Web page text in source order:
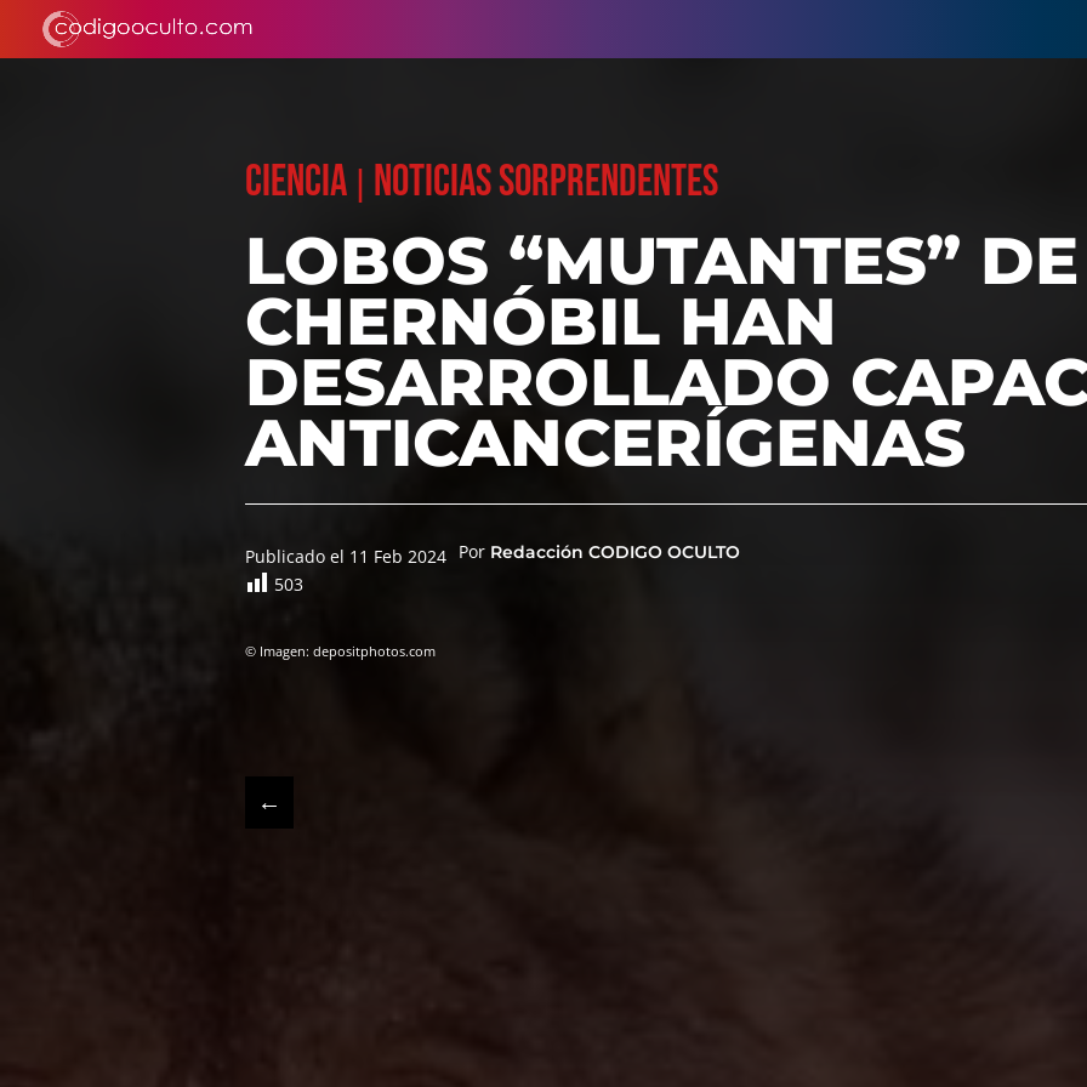
CIENCIA| NOTICIAS SORPRENDENTES
LOBOS “MUTANTES” DE
CHERNÓBIL HAN
DESARROLLADO
ANTICANCERÍGENAS
Publicado el 11 Feb 2024 Por Redacción CODIGO OCULTO
503
© Imagen: depositphotos.com
←